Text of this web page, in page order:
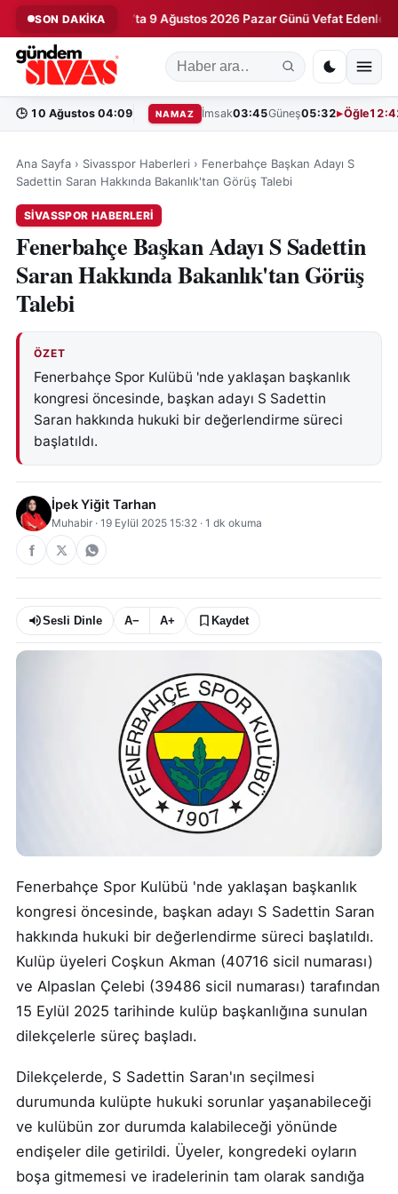
SON DAKİKA
◆ Sivas’ta 9 Ağustos 2026 Pazar Günü Vefat Edenler ◆
🕒 10 Ağustos 04:09 NAMAZ İmsak03:45Güneş05:32 Öğle
Ana Sayfa › Sivasspor Haberleri › Fenerbahçe Başkan Adayı S
Sadettin Saran Hakkında Bakanlık'tan Görüş Talebi
SIVASSPOR HABERLERI
Fenerbahçe Başkan Adayı S Sadettin
Saran Hakkında Bakanlık'tan Görüş
Talebi
ÖZET
Fenerbahçe Spor Kulübü 'nde yaklaşan başkanlık
kongresi öncesinde, başkan adayı S Sadettin
Saran hakkında hukuki bir değerlendirme süreci
başlatıldı.
İpek Yiğit Tarhan
Muhabir · 19 Eylül 2025 15:32 · 1 dk okuma
Sesli Dinle A− A+ Kaydet
Fenerbahçe Spor Kulübü 'nde yaklaşan başkanlık
kongresi öncesinde, başkan adayı S Sadettin Saran
hakkında hukuki bir değerlendirme süreci başlatıldı.
Kulüp üyeleri Coşkun Akman (40716 sicil numarası)
ve Alpaslan Çelebi (39486 sicil numarası) tarafından
15 Eylül 2025 tarihinde kulüp başkanlığına sunulan
dilekçelerle süreç başladı.
Dilekçelerde, S Sadettin Saran'ın seçilmesi
durumunda kulüpte hukuki sorunlar yaşanabileceği
ve kulübün zor durumda kalabileceği yönünde
endişeler dile getirildi. Üyeler, kongredeki oyların
boşa gitmemesi ve iradelerinin tam olarak sandığa